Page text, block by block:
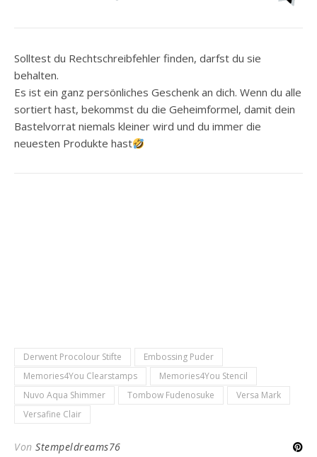
Solltest du Rechtschreibfehler finden, darfst du sie
behalten.
Es ist ein ganz persönliches Geschenk an dich. Wenn du alle
sortiert hast, bekommst du die Geheimformel, damit dein
Bastelvorrat niemals kleiner wird und du immer die
neuesten Produkte hast
Derwent Procolour Stifte
Embossing Puder
Memories4You Clearstamps
Memories4You Stencil
Nuvo Aqua Shimmer
Tombow Fudenosuke
Versa Mark
Versafine Clair
Von Stempeldreams76